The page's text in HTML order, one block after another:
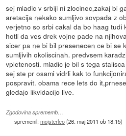
sej mladic v srbiji ni zlocinec,zakaj bi
aretacija nekako sumljivo sovpada z
verjetno so srbi cakal da bo haag tudi
hotli da ves drek vojne pade na
sicer pa ne bi bil presenecen ce bi se
sumljivih okoliscinah. predvsem
vpletenosti. mladic je bil s tega
sej ste pr osami vidrli kak to
pospravit. obama rece lets do
gledajo likvidacijo live.
Zgodovina sprememb…
spremenil:mojsterleo(26. maj 2011 ob 18:15)